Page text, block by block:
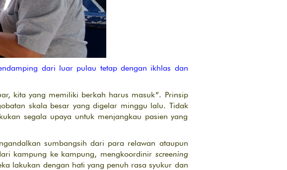
dari luar pulau tetap dengan ikhlas dan
kita yang memiliki berkah harus masuk”. Prinsip
skala besar yang digelar minggu lalu. Tidak
segala upaya untuk menjangkau pasien yang
sumbangsih dari para relawan ataupun
kampung ke kampung, mengkoordinir screening
lakukan dengan hati yang penuh rasa syukur dan